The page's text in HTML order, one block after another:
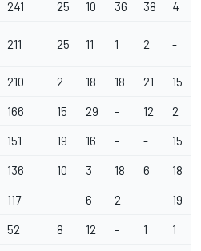
241 25 10 36 38 4
211 25 11 1 2 -
210 2 18 18 21 15
166 15 29 - 12 2
151 19 16 - - 15
136 10 3 18 6 18
117 - 6 2 - 19
52 8 12 - 1 1